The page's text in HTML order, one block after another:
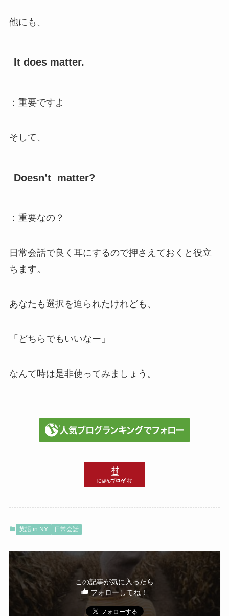
他にも、
It does matter.
：重要ですよ
そして、
Doesn’t  matter?
：重要なの？
日常会話で良く耳にするので押さえておくと役立
ちます。
あなたも選択を迫られたけれども、
「どちらでもいいなー」
なんて時は是非使ってみましょう。
英語 in NY 日常会話
この記事が気に入ったら
フォローしてね！